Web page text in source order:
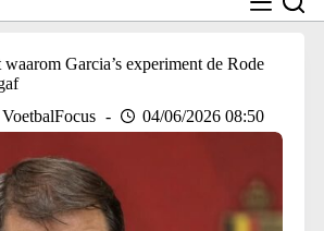
Garcia’s experiment de Rode
04/06/2026 08:50